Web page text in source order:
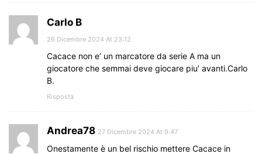
Carlo B
26 Dicembre 2024 At 23:12
Cacace non e’ un marcatore da serie A ma un
giocatore che semmai deve giocare piu’ avanti.Carlo
B.
Risposta
Andrea78 27 Dicembre 2024 At 9:47
Onestamente è un bel rischio mettere Cacace in